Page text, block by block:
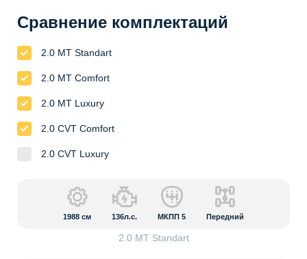
Сравнение комплектаций
2.0 MT Standart
2.0 MT Comfort
2.0 MT Luxury
2.0 CVT Comfort
2.0 CVT Luxury
1988 см 136л.с. МКПП 5 Передний
2.0 MT Standart